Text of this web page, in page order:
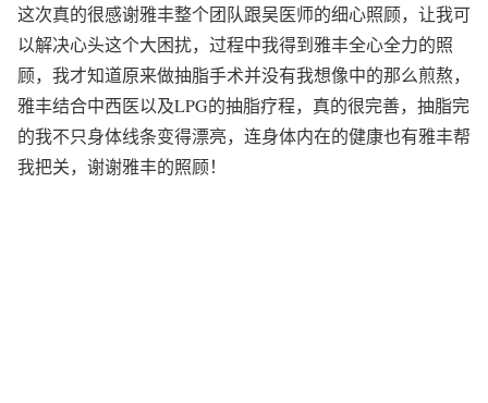
这次真的很感谢雅丰整个团队跟吴医师的细心照顾，让我可
以解决心头这个大困扰，过程中我得到雅丰全心全力的照
顾，我才知道原来做抽脂手术并没有我想像中的那么煎熬，
雅丰结合中西医以及LPG的抽脂疗程，真的很完善，抽脂完
的我不只身体线条变得漂亮，连身体内在的健康也有雅丰帮
我把关，谢谢雅丰的照顾！